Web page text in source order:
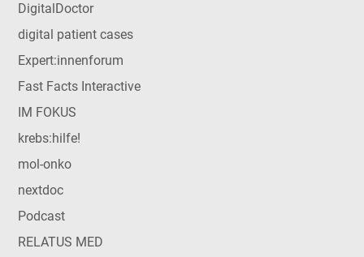
DigitalDoctor
digital patient cases
Expert:innenforum
Fast Facts Interactive
IM FOKUS
krebs:hilfe!
mol-onko
nextdoc
Podcast
RELATUS MED